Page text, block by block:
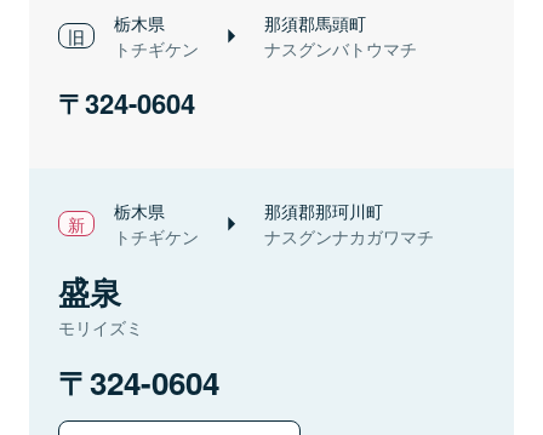
栃木県
トチギケン
那須郡馬頭町
ナスグンバトウマチ
324-0604
栃木県
トチギケン
那須郡那珂川町
ナスグンナカガワマチ
盛泉
モリイズミ
324-0604